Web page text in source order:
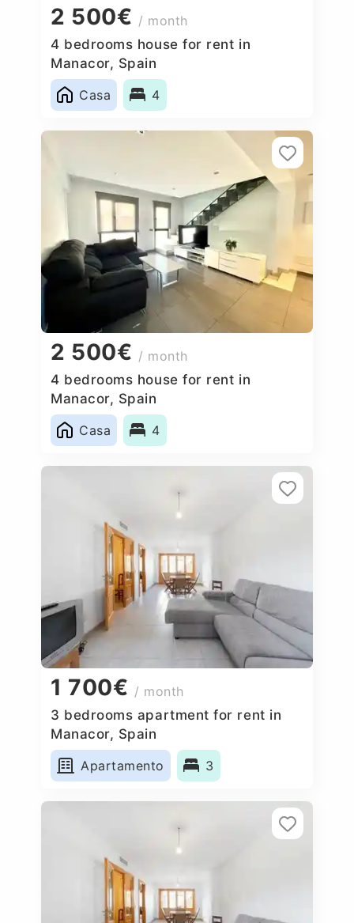
2 500€ / month
4 bedrooms house for rent in
Manacor, Spain
Casa
4
2 500€ / month
4 bedrooms house for rent in
Manacor, Spain
Casa
4
1 700€ / month
3 bedrooms apartment for rent in
Manacor, Spain
Apartamento
3